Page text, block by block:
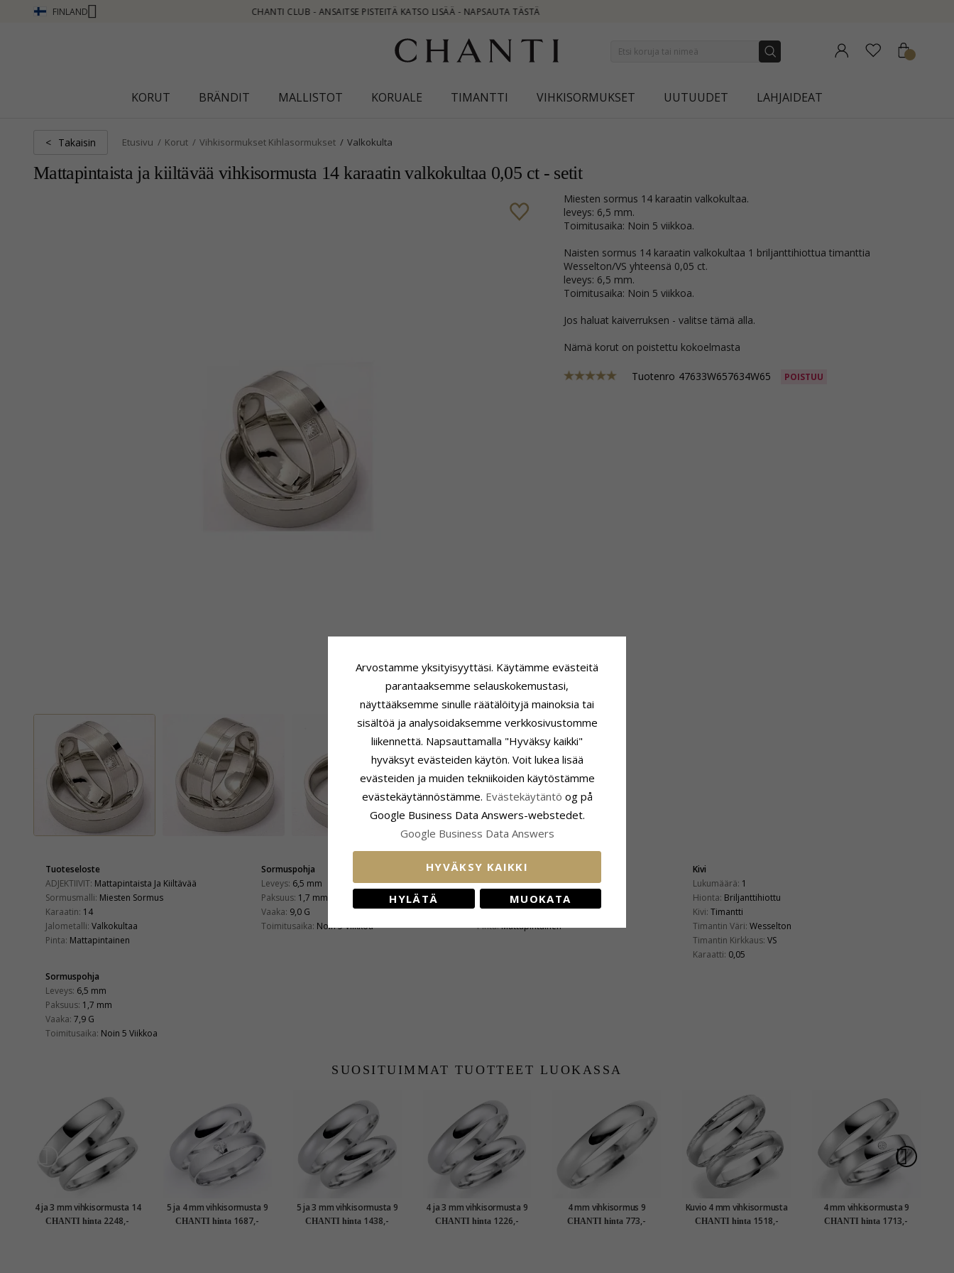
FINLAND
ANSAITSE PISTEITÄ KATSO LISÄÄ - NAPSAUTA TÄSTÄ
KORUT BRÄNDIT MALLISTOT KORUALE TIMANTTI VIHKISORMUKSET UUTUUDET LAHJAIDEAT
< Takaisin Etusivu Korut Vihkisormukset Kihlasormukset Valkokulta
Mattapintaista ja kiiltävää vihkisormusta 14 karaatin valkokultaa 0,05 ct - setit
Miesten sormus 14 karaatin valkokultaa.
leveys: 6,5 mm.
Toimitusaika: Noin 5 viikkoa.
Naisten sormus 14 karaatin valkokultaa 1 briljanttihiottua timanttia
Wesselton/VS yhteensä 0,05 ct.
leveys: 6,5 mm.
Toimitusaika: Noin 5 viikkoa.
Jos haluat kaiverruksen - valitse tämä alla.
Nämä korut on poistettu kokoelmasta
Tuotenro 47633W657634W65 POISTUU
Tuoteseloste
ADJEKTIIVIT: Mattapintaista Ja Kiiltävää
Sormusmalli: Miesten Sormus
Karaatin: 14
Jalometalli: Valkokultaa
Pinta: Mattapintainen
Sormuspohja
Leveys: 6,5 mm
Paksuus: 1,7 mm
Vaaka: 9,0 G
Toimitusaika: Noin 5 Viikkoa
Tuoteseloste
Sormusmalli:Naisten Sormus
Karaatin:14
Jalometalli:Valkokultaa
Pinta:Mattapintainen
Kivi
Lukumäärä: 1
Hionta: Briljanttihiottu
Kivi: Timantti
Timantin Väri: Wesselton
Timantin Kirkkaus: VS
Karaatti: 0,05
Sormuspohja
Leveys: 6,5 mm
Paksuus: 1,7 mm
Vaaka: 7,9 G
Toimitusaika: Noin 5 Viikkoa
SUOSITUIMMAT TUOTTEET LUOKASSA
4 ja 3 mm vihkisormusta 14
karaatin valkokultaa - setit
CHANTI hinta 2248,-
5 ja 4 mm vihkisormusta 9
karaatin valkokultaa 0,03 ct
CHANTI hinta 1687,-
5 ja 3 mm vihkisormusta 9
karaatin valkokultaa - setit
CHANTI hinta 1438,-
4 ja 3 mm vihkisormusta 9
karaatin valkokultaa - setit
CHANTI hinta 1226,-
4 mm vihkisormus 9
karaatin valkokultaa
CHANTI hinta 773,-
Kuvio 4 mm vihkisormusta
9 karaatin valkokultaa -
CHANTI hinta 1518,-
4 mm vihkisormusta 9
karaatin valkokultaa 0,03 ct
CHANTI hinta 1713,-
Arvostamme yksityisyyttäsi. Käytämme evästeitä
parantaaksemme selauskokemustasi,
näyttääksemme sinulle räätälöityjä mainoksia tai
sisältöä ja analysoidaksemme verkkosivustomme
liikennettä. Napsauttamalla "Hyväksy kaikki"
hyväksyt evästeiden käytön. Voit lukea lisää
evästeiden ja muiden tekniikoiden käytöstämme
evästekäytännöstämme. Evästekäytäntö og på
Google Business Data Answers-webstedet.
Google Business Data Answers
HYVÄKSY KAIKKI
HYLÄTÄ MUOKATA